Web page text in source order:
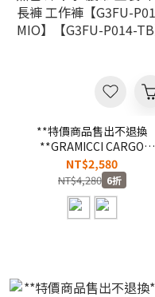
**特價商品售出不退換
**GRAMICCI CARGO
裝 牛仔 長褲 工作褲【G3FU-
P014-MIO】【G3FU-P014-
TB】
NT$2,580
NT$4,280 6折